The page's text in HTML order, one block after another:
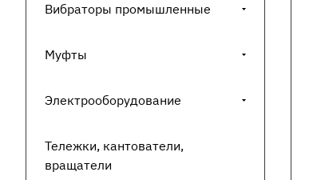
Вибраторы промышленные
Муфты
Электрооборудование
Тележки, кантователи,
вращатели